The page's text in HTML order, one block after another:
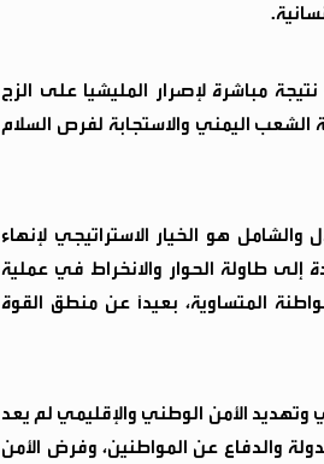
مباشرة لإصرار المليشيا على الزج
اليمني والاستجابة لفرص السلام
هو الخيار الاستراتيجي لإنهاء
إلى طاولة الحوار والانخراط في عملية
المتساوية، بعيداً عن منطق القوة
وتهديد الأمن الوطني والإقليمي لم يعد
والدفاع عن المواطنين، وفرض الأمن